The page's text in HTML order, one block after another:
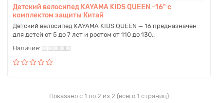
Детский велосипед KAYAMA KIDS QUEEN -16" с
комплектом защиты Китай
Детский велосипед KAYAMA KIDS QUEEN — 16 предназначен
для детей от 5 до 7 лет и ростом от 110 до 130..
Показано с 1 по 2 из 2 (всего 1 страниц)